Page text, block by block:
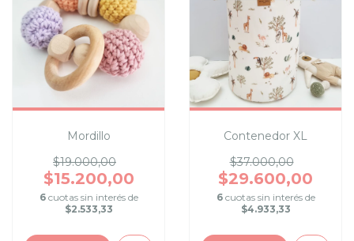
Mordillo
$19.000,00
$15.200,00
6 cuotas sin interés de
$2.533,33
Contenedor XL
$37.000,00
$29.600,00
6 cuotas sin interés de
$4.933,33